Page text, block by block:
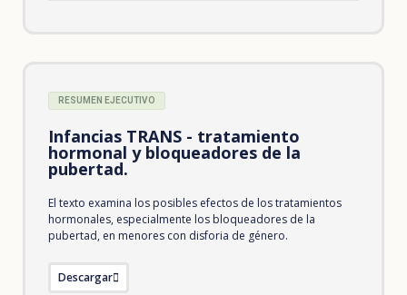
RESUMEN EJECUTIVO
Infancias TRANS - tratamiento
hormonal y bloqueadores de la
pubertad.
El texto examina los posibles efectos de los tratamientos
hormonales, especialmente los bloqueadores de la
pubertad, en menores con disforia de género.
Descargar